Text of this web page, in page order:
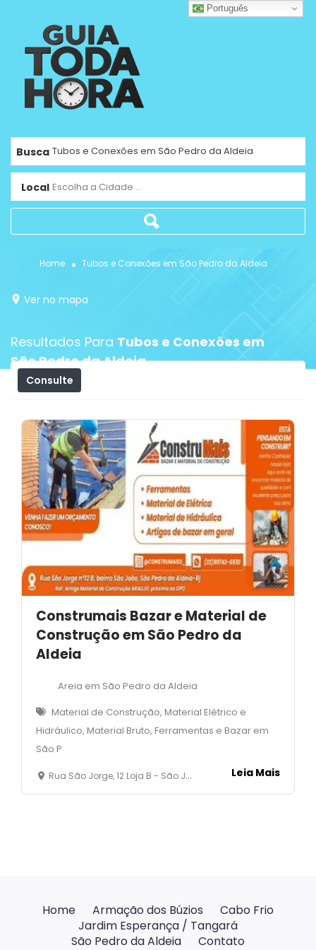
Busca
Local Escolha a Cidade ...
Home Tubos e Conexões em São Pedro da Aldeia
Ver no mapa
Resultados Para Tubos e Conexões em
São Pedro da Aldeia
Consulte
Construmais Bazar e Material de
Construção em São Pedro da
Aldeia
Areia em São Pedro da Aldeia
Material de Construção, Material Elétrico e
Hidráulico, Material Bruto, Ferramentas e Bazar em
São P
Rua São Jorge, 12 Loja B - São João - São Pedro da Aldeia - RJ Leia Mais
Home Armação dos Búzios
Cabo Frio
Jardim Esperança / Tangará
São Pedro da Aldeia
Contato
Português